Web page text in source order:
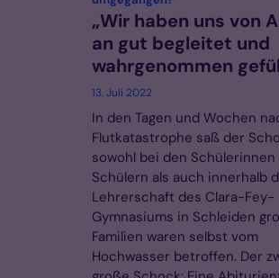
„Wir haben uns von
an gut begleitet und
wahrgenommen
13. Juli 2022
In den Tagen und Wochen
Flutkatastrophe saß der
sowohl bei den Schülerinnen
Schülern als auch innerhalb
Lehrerschaft des Clara-Fey-
Gymnasiums in Schleiden
Familien waren selbst vom
Hochwasser betroffen. Der